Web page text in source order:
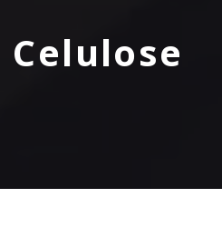
Celulose